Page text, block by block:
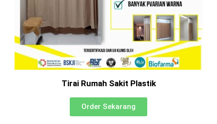
Tirai Rumah Sakit Plastik
Order Sekarang